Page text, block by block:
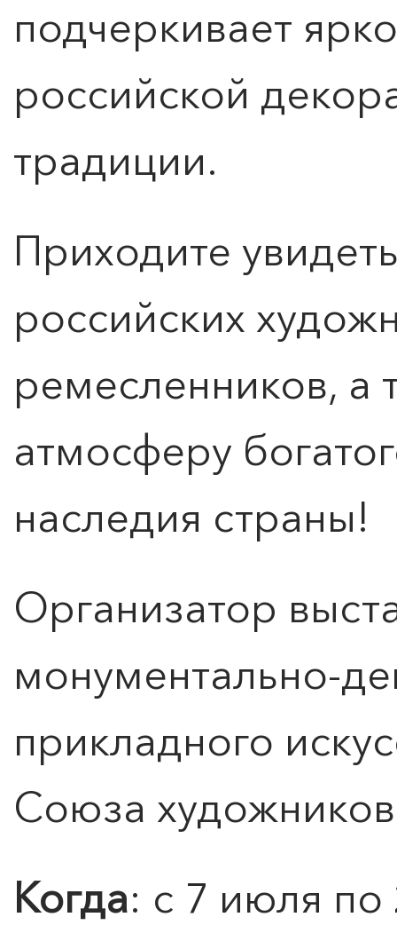
подчеркивает
российской
традиции.
Приходите
российских
ремесленников, а
атмосферу
наследия страны!
Организатор
монументально-
прикладного
Союза
Когда: с 7 июля по
ЧТО ЗНАЕТ О ЛЮБВИ
ЛЮБОВЬ… Концерт Анны
Подробнее